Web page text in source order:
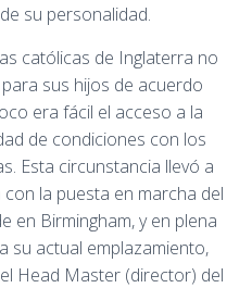
su personalidad.
católicas de Inglaterra no
sus hijos de acuerdo
era fácil el acceso a la
de condiciones con los
Esta circunstancia llevó a
la puesta en marcha del
en Birmingham, y en plena
su actual emplazamiento,
Head Master (director) del